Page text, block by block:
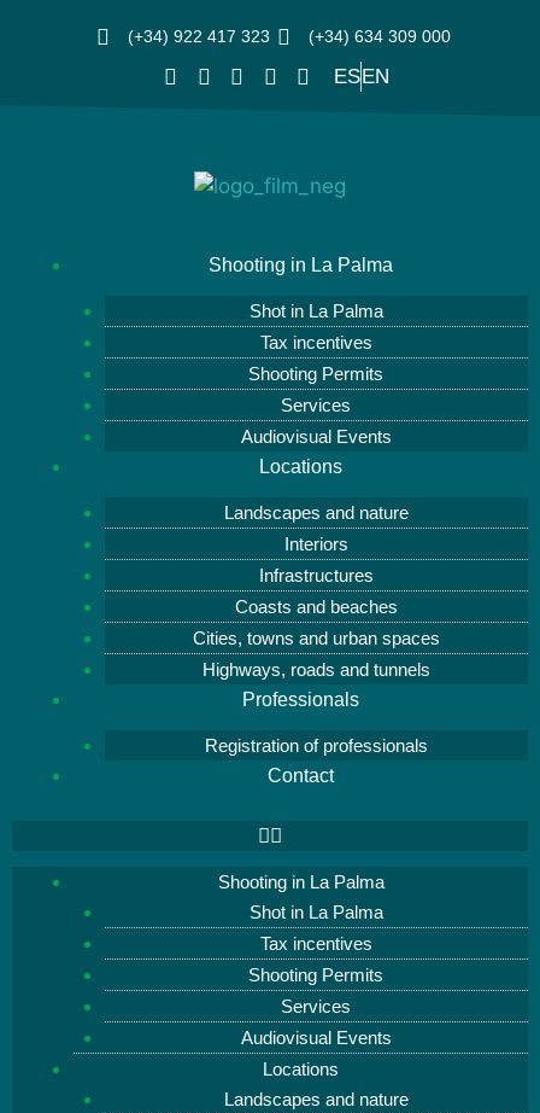
(+34) 922 417 323 (+34) 634 309 000
ESEN
Shooting in La Palma
Shot in La Palma
Tax incentives
Shooting Permits
Services
Audiovisual Events
Locations
Landscapes and nature
Interiors
Infrastructures
Coasts and beaches
Cities, towns and urban spaces
Highways, roads and tunnels
Professionals
Registration of professionals
Contact
Shooting in La Palma
Shot in La Palma
Tax incentives
Shooting Permits
Services
Audiovisual Events
Locations
Landscapes and nature